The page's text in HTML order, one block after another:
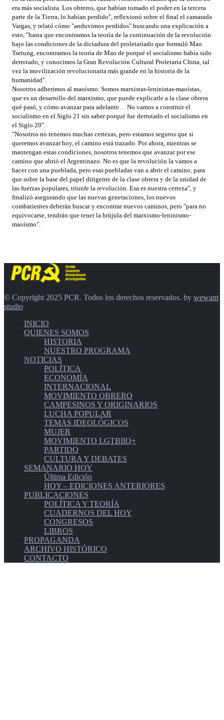
era más socialista. Los obreros, que habían tomado el poder en la tercera
parte de la Tierra, lo habían perdido", reflexionó sobre el final el camarada
Vargas, y relató cómo "anduvimos perdidos" buscando una explicación a
esto, "hasta que encontramos la teoría de la continuación de la revolución
bajo las condiciones de la dictadura del proletariado que formuló Mao
Tsetung, encontramos la teoría de Mao de porqué el socialismo había sido
derrotado, y conocimos la Gran Revolución Cultural Proletaria China, tal
vez la movilización revolucionaria más grande en la historia de la
humanidad".
Nosotros adherimos al maoísmo. Somos marxistas-leninistas-maoístas,
que es un desarrollo del marxismo, que puede explicarle a la clase obrera
qué pasó, y cómo avanzar para adelante… No vamos a construir el
socialismo en el Siglo 21 sin saber porqué fue derrotado el socialismo en
el Siglo 20".
"Nosotros no tenemos muchas certezas, pero estamos seguros que si
queremos avanzar hoy, el camino está trazado. Por ahora, mientras se
mantengan estas condiciones, nosotros tenemos que avanzar por ese
camino que abrió el Argentinazo. No es que la revolución la vamos a
hacer con una pueblada, pero esas puebladas van a abrir el camino, para
que sobre la base del papel dirigente de la clase obrera y de la unidad de
las fuerzas populares, triunfe la revolución. Esa es nuestra certeza", y
finalizó asegurando que las nuevas generaciones, los nuevos
combatientes deberán buscar y encontrar nuevos caminos, pero "para no
equivocarse, tendrán que tener la brújula del marxismo-leninismo-
maoísmo".
© Copyright 2025 PCR. Todos los derechos reservados. by wewant
studio
INICIO
QUIENES SOMOS
HISTORIA
NUESTRO PROGRAMA
NOTICIAS
POLÍTICA
ECONOMÍA
INTERNACIONAL
MOVIMIENTO OBRERO
CAMPESINOS Y ORIGINARIOS
LUCHA POPULAR
TEMAS IDEOLÓGICOS
MUJER
MOVIMIENTO LGTBIIQ+
PARTIDO
CULTURA Y DEBATES
SEMANARIO HOY
Última Edición
HOY – EDICIONES ANTERIORES
PUBLICACIONES
POLÍTICA Y TEORÍA
CUADERNOS DEL HOY
CONGRESOS
LIBROS
PROPAGANDA
ARCHIVO HISTÓRICO
CONTACTO